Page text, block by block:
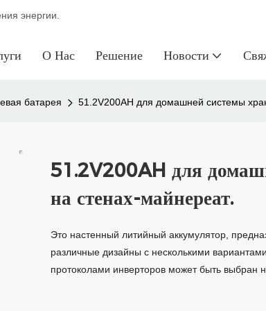
энергии.
О Нас Решение Новости
батарея 51.2V200AH для домашней системы
51.2V200AH для
на стенах-майнереат.
Это настенный литийный аккумулятор,
различные дизайны с несколькими
протоколами инверторов может быть выбран